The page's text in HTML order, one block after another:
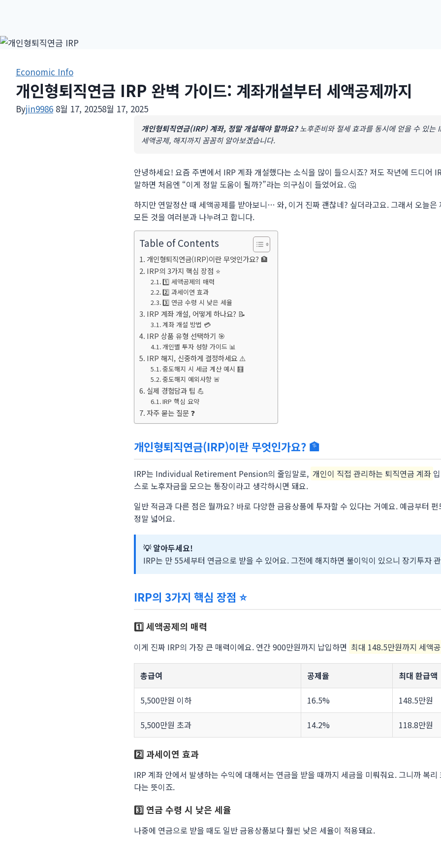
Economic Info
개인형퇴직연금 IRP 완벽 가이드: 계좌개설부터 세액공제까지
Byjin9986 8월 17, 20258월 17, 2025
개인형퇴직연금(IRP) 계좌, 정말 개설해야 할까요?노후준비와 절세 효과를 동시에 얻을 수 있는
세액공제, 해지까지 꼼꼼히 알아보겠습니다.
안녕하세요! 요즘 주변에서 IRP 계좌 개설했다는 소식을 많이 들으시죠? 저도 작년에 드디어
말하면 처음엔 “이게 정말 도움이 될까?”라는 의구심이 들었어요. 🤔
하지만 연말정산 때 세액공제를 받아보니… 와, 이거 진짜 괜찮네? 싶더라고요. 그래서 오늘은
모든 것을 여러분과 나누려고 합니다.
Table of Contents
개인형퇴직연금(IRP)이란 무엇인가요? 🏦
IRP의 3가지 핵심 장점 ⭐
1️⃣ 세액공제의 매력
2️⃣ 과세이연 효과
3️⃣ 연금 수령 시 낮은 세율
IRP 계좌 개설, 어떻게 하나요? 📝
계좌 개설 방법 💳
IRP 상품 유형 선택하기 🎯
개인별 투자 성향 가이드 📊
IRP 해지, 신중하게 결정하세요 ⚠️
중도해지 시 세금 계산 예시 🧮
중도해지 예외사항 🚨
실제 경험담과 팁 💪
IRP 핵심 요약
자주 묻는 질문 ❓
개인형퇴직연금(IRP)이란 무엇인가요? 🏦
IRP는 Individual Retirement Pension의 줄임말로, 개인이 직접 관리하는 퇴직연금 계좌
스로 노후자금을 모으는 통장이라고 생각하시면 돼요.
일반 적금과 다른 점은 뭘까요? 바로 다양한 금융상품에 투자할 수 있다는 거예요. 예금부터
정말 넓어요.
💡 알아두세요!
IRP는 만 55세부터 연금으로 받을 수 있어요. 그전에 해지하면 불이익이 있으니 장기투자
IRP의 3가지 핵심 장점 ⭐
1️⃣ 세액공제의 매력
이게 진짜 IRP의 가장 큰 매력이에요. 연간 900만원까지 납입하면 최대 148.5만원까지 세액
총급여 공제율 최대 환급액
5,500만원 이하 16.5% 148.5만원
5,500만원 초과 14.2% 118.8만원
2️⃣ 과세이연 효과
IRP 계좌 안에서 발생하는 수익에 대해서는 연금을 받을 때까지 세금을 미뤄줘요. 그니까 복리
다는 뜻이죠.
3️⃣ 연금 수령 시 낮은 세율
나중에 연금으로 받을 때도 일반 금융상품보다 훨씬 낮은 세율이 적용돼요.